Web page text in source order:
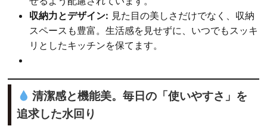
収納力とデザイン: 見た目の美しさだけでなく、収納
スペースも豊富。生活感を見せずに、いつでもスッキ
リとしたキッチンを保てます。
清潔感と機能美。毎日の「使いやすさ」を
追求した水回り